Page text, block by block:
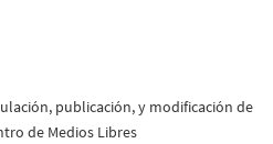
publicación, y modificación de
de Medios Libres